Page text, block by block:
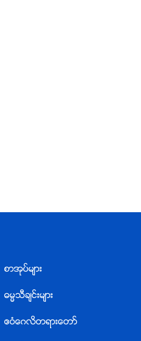
စာအုပ္မ်ား
ဓမၼသီခ်င္းမ်ား
ဧဝံေဂလိတရားေတာ္